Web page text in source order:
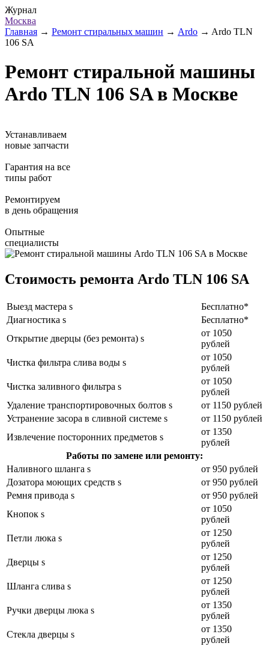
Журнал
Москва
Главная → Ремонт стиральных машин → Ardo → Ardo TLN
106 SA
Ремонт стиральной машины
Ardo TLN 106 SA в Москве
Устанавливаем
новые запчасти
Гарантия на все
типы работ
Ремонтируем
в день обращения
Опытные
специалисты
Стоимость ремонта Ardo TLN 106 SA
Выезд мастера s
Бесплатно*
Диагностика s
Бесплатно*
Открытие дверцы (без ремонта) s
от 1050
рублей
Чистка фильтра слива воды s
от 1050
рублей
Чистка заливного фильтра s
от 1050
рублей
Удаление транспортировочных болтов s
от 1150 рублей
Устранение засора в сливной системе s
от 1150 рублей
Извлечение посторонних предметов s
от 1350
рублей
Работы по замене или ремонту:
Наливного шланга s
от 950 рублей
Дозатора моющих средств s
от 950 рублей
Ремня привода s
от 950 рублей
Кнопок s
от 1050
рублей
Петли люка s
от 1250
рублей
Дверцы s
от 1250
рублей
Шланга слива s
от 1250
рублей
Ручки дверцы люка s
от 1350
рублей
Стекла дверцы s
от 1350
рублей